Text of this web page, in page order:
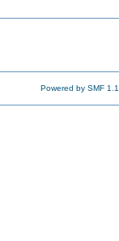
Powered by SMF